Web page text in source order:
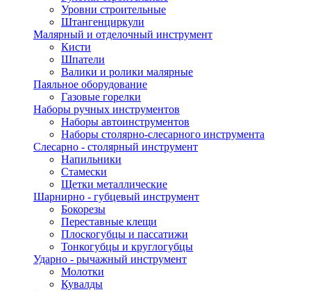
Уровни строительные
Штангенциркули
Малярный и отделочный инструмент
Кисти
Шпатели
Валики и ролики малярные
Паяльное оборудование
Газовые горелки
Наборы ручных инструментов
Наборы автоинструментов
Наборы столярно-слесарного инструмента
Слесарно - столярный инструмент
Напильники
Стамески
Щетки металлические
Шарнирно - губцевый инструмент
Бокорезы
Переставные клещи
Плоскогубцы и пассатижи
Тонкогубцы и круглогубцы
Ударно - рычажный инструмент
Молотки
Кувалды